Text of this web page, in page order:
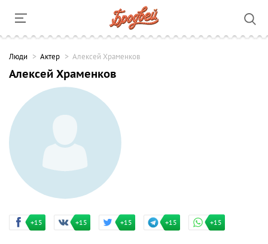
Люди Актер Алексей Храменков
Алексей Храменков
+15 +15 +15 +15 +15